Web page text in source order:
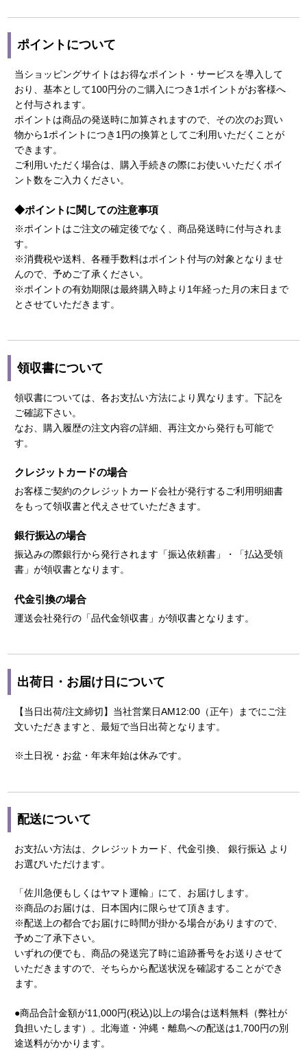
ポイントについて
当ショッピングサイトはお得なポイント・サービスを導入して
おり、基本として100円分のご購入につき1ポイントがお客様へ
と付与されます。
ポイントは商品の発送時に加算されますので、その次のお買い
物から1ポイントにつき1円の換算としてご利用いただくことが
できます。
ご利用いただく場合は、購入手続きの際にお使いいただくポイ
ント数をご入力ください。
◆ポイントに関しての注意事項
※ポイントはご注文の確定後でなく、商品発送時に付与されま
す。
※消費税や送料、各種手数料はポイント付与の対象となりませ
んので、予めご了承ください。
※ポイントの有効期限は最終購入時より1年経った月の末日まで
とさせていただきます。
領収書について
領収書については、各お支払い方法により異なります。下記を
ご確認下さい。
なお、購入履歴の注文内容の詳細、再注文から発行も可能で
す。
クレジットカードの場合
お客様ご契約のクレジットカード会社が発行するご利用明細書
をもって領収書と代えさせていただきます。
銀行振込の場合
振込みの際銀行から発行されます「振込依頼書」・「払込受領
書」が領収書となります。
代金引換の場合
運送会社発行の「品代金領収書」が領収書となります。
出荷日・お届け日について
【当日出荷/注文締切】当社営業日AM12:00（正午）までにご注
文いただきますと、最短で当日出荷となります。
※土日祝・お盆・年末年始は休みです。
配送について
お支払い方法は、クレジットカード、代金引換、 銀行振込 より
お選びいただけます。
「佐川急便もしくはヤマト運輸」にて、お届けします。
※商品のお届けは、日本国内に限らせて頂きます。
※配送上の都合でお届けに時間が掛かる場合がありますので、
予めご了承下さい。
いずれの便でも、商品の発送完了時に追跡番号をお送りさせて
いただきますので、そちらから配送状況を確認することができ
ます。
●商品合計金額が11,000円(税込)以上の場合は送料無料（弊社が
負担いたします）。北海道・沖縄・離島への配送は1,700円の別
途送料がかかります。